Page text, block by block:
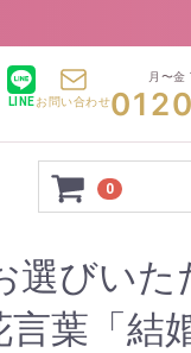
LINEお問い合わせ
月〜金
0
選びいた
葉「結